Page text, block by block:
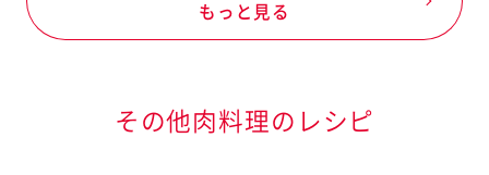
もっと見る
その他肉料理のレシピ